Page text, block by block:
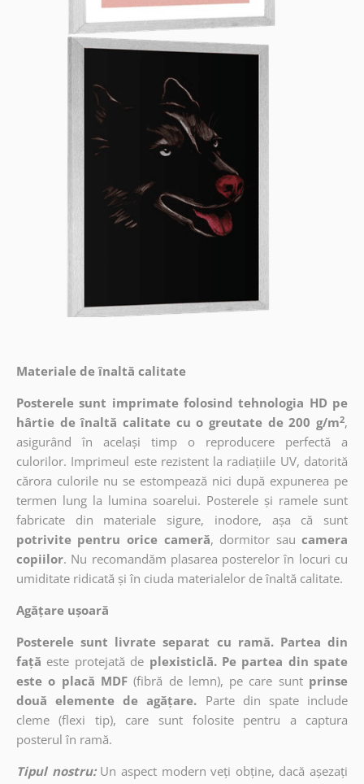
Materiale de înaltă calitate
Posterele sunt imprimate folosind tehnologia HD pe
hârtie de înaltă calitate cu o greutate de 200 g/m2,
asigurând în același timp o reproducere perfectă a
culorilor. Imprimeul este rezistent la radiațiile UV, datorită
cărora culorile nu se estompează nici după expunerea pe
termen lung la lumina soarelui. Posterele și ramele sunt
fabricate din materiale sigure, inodore, așa că sunt
potrivite pentru orice cameră, dormitor sau camera
copiilor. Nu recomandăm plasarea posterelor în locuri cu
umiditate ridicată și în ciuda materialelor de înaltă calitate.
Agățare ușoară
Posterele sunt livrate separat cu ramă. Partea din
față este protejată de plexisticlă. Pe partea din spate
este o placă MDF (fibră de lemn), pe care sunt prinse
două elemente de agățare. Parte din spate include
cleme (flexi tip), care sunt folosite pentru a captura
posterul în ramă.
Tipul nostru: Un aspect modern veți obține, dacă așezați